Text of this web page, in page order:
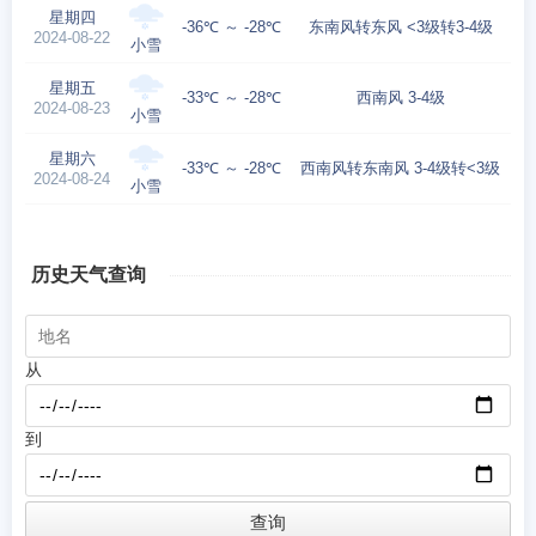
星期四
2024-08-22
小雪
-36℃ ～ -28℃ 东南风转东风 <3级转3-4级
星期五
2024-08-23
小雪
-33℃ ～ -28℃ 西南风 3-4级
星期六
2024-08-24
小雪
-33℃ ～ -28℃ 西南风转东南风 3-4级转<3级
历史天气查询
从
到